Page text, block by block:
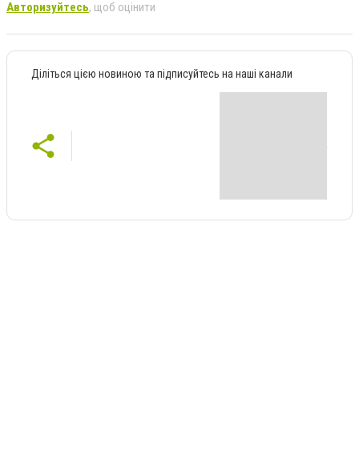
Авторизуйтесь, щоб оцінити
Діліться цією новиною та підписуйтесь на наші канали